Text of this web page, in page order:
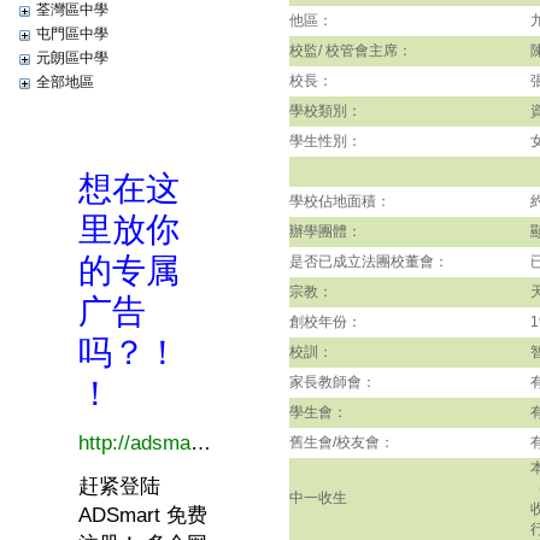
荃灣區中學
屯門區中學
元朗區中學
全部地區
他區：
校監/ 校管會主席：
校長：
學校類別：
學生性別：
學校佔地面積：
辦學團體：
是否已成立法團校董會：
宗教：
創校年份：
校訓：
家長教師會：
學生會：
舊生會/校友會：
中一收生